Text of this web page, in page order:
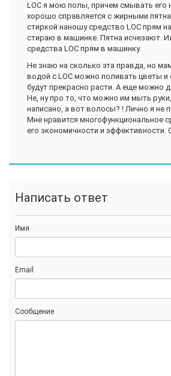
LOC я мою полы, причем смывать его
хорошо справляется с жирными
стиркой наношу средство LOC прям
стираю в машинке. Пятна исчезают.
средства LOC прям в машинку.
Не знаю на сколько эта правда, но
водой с LOC можно поливать цветы и
будут прекрасно расти. А еще можно
Не, ну про то, что можно им мыть
написано, а вот волосы? ! Лично я не
Мне нравится многофункциональное
его экономичности и эффективности.
Написать ответ
Имя
Email
Сообщение